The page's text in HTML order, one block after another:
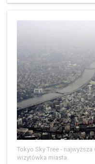
Tokyo Sky Tree -
wizytówka miasta.